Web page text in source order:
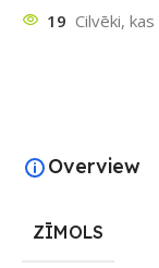
19 Cilvēki,
Overview
ZĪMOLS